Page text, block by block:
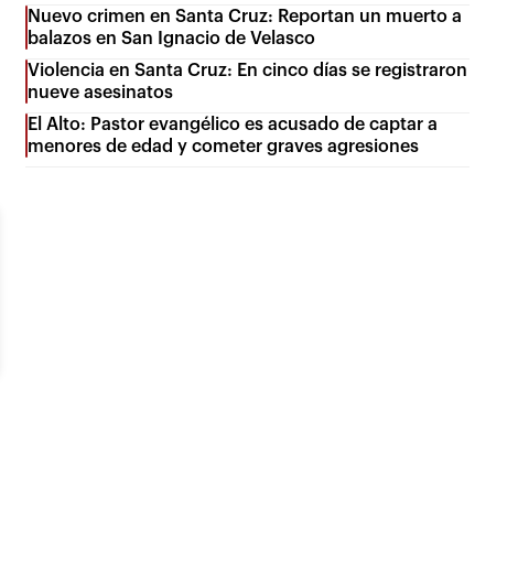
Nuevo crimen en Santa Cruz: Reportan un muerto a
balazos en San Ignacio de Velasco
Violencia en Santa Cruz: En cinco días se registraron
nueve asesinatos
El Alto: Pastor evangélico es acusado de captar a
menores de edad y cometer graves agresiones